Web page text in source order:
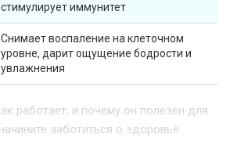
стимулирует иммунитет
Снимает воспаление на клеточном
уровне, дарит ощущение бодрости и
увлажнения